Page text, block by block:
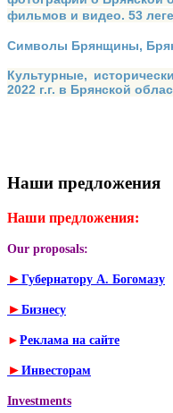
фильмов и видео. 53
Символы Брянщины,
Культурные,
2022 г.г. в Брянской
Наши предложения
Наши предложения:
Our proposals:
► Губернатору А. Богомазу
► Бизнесу
► Реклама на сайте
► Инвесторам
Investments